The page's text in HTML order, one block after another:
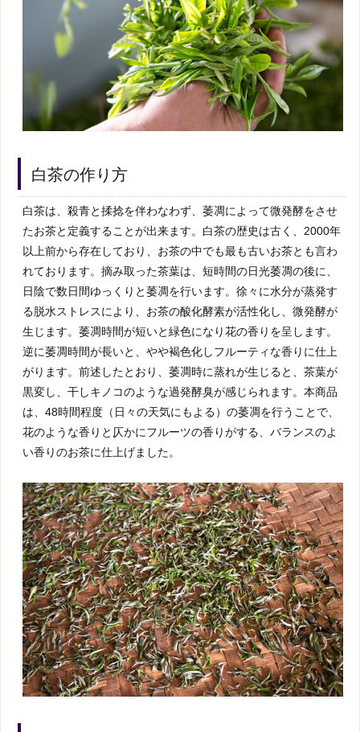
白茶の作り方
白茶は、殺青と揉捻を伴わなわず、萎凋によって微発酵をさせ
たお茶と定義することが出来ます。白茶の歴史は古く、2000年
以上前から存在しており、お茶の中でも最も古いお茶とも言わ
れております。摘み取った茶葉は、短時間の日光萎凋の後に、
日陰で数日間ゆっくりと萎凋を行います。徐々に水分が蒸発す
る脱水ストレスにより、お茶の酸化酵素が活性化し、微発酵が
生じます。萎凋時間が短いと緑色になり花の香りを呈します。
逆に萎凋時間が長いと、やや褐色化しフルーティな香りに仕上
がります。前述したとおり、萎凋時に蒸れが生じると、茶葉が
黒変し、干しキノコのような過発酵臭が感じられます。本商品
は、48時間程度（日々の天気にもよる）の萎凋を行うことで、
花のような香りと仄かにフルーツの香りがする、バランスのよ
い香りのお茶に仕上げました。